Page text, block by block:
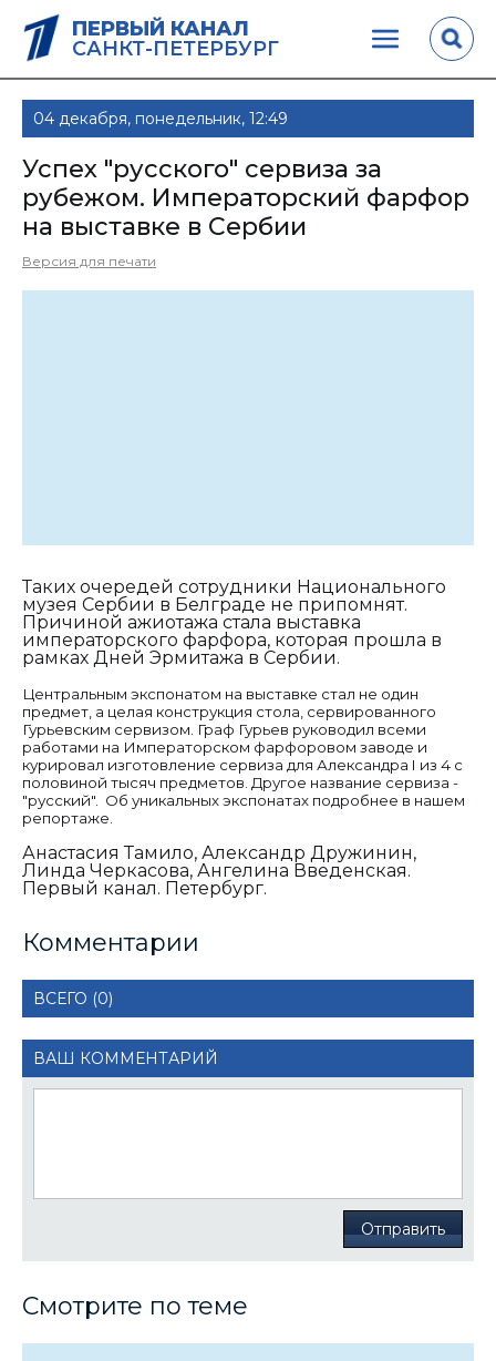
ПЕРВЫЙ КАНАЛ
САНКТ-ПЕТЕРБУРГ
04 декабря, понедельник, 12:49
Успех "русского" сервиза за
рубежом. Императорский фарфор
на выставке в Сербии
Версия для печати
Таких очередей сотрудники Национального
музея Сербии в Белграде не припомнят.
Причиной ажиотажа стала выставка
императорского фарфора, которая прошла в
рамках Дней Эрмитажа в Сербии.
Центральным экспонатом на выставке стал не один
предмет, а целая конструкция стола, сервированного
Гурьевским сервизом. Граф Гурьев руководил всеми
работами на Императорском фарфоровом заводе и
курировал изготовление сервиза для Александра I из 4 с
половиной тысяч предметов. Другое название сервиза -
"русский". Об уникальных экспонатах подробнее в нашем
репортаже.
Анастасия Тамило, Александр Дружинин,
Линда Черкасова, Ангелина Введенская.
Первый канал. Петербург.
Комментарии
ВСЕГО (0)
ВАШ КОММЕНТАРИЙ
Отправить
Смотрите по теме